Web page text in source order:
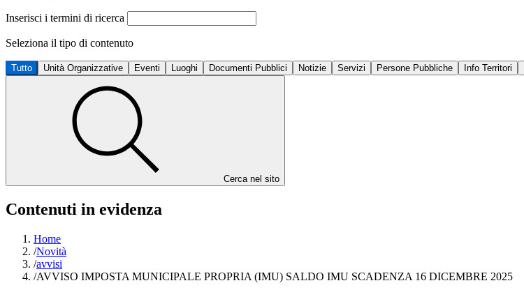
Inserisci i termini di ricerca
Seleziona il tipo di contenuto
Tutto Unità Organizzative Eventi Luoghi Documenti Pubblici Notizie Servizi Persone Pubbliche Info Territori
Cerca nel sito
Contenuti in evidenza
Home
/Novità
/avvisi
/AVVISO IMPOSTA MUNICIPALE PROPRIA (IMU) SALDO IMU SCADENZA 16 DICEMBRE 2025